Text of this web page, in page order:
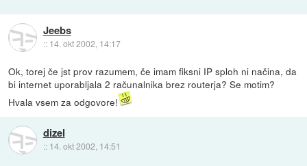
Jeebs
:: 14. okt 2002, 14:17
Ok, torej če jst prov razumem, če imam fiksni IP sploh ni načina, da
bi internet uporabljala 2 računalnika brez routerja? Se motim?
Hvala vsem za odgovore!
dizel
:: 14. okt 2002, 14:51